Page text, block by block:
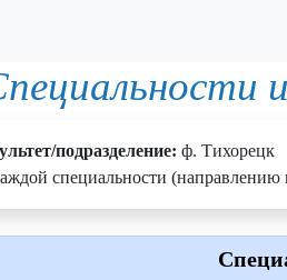
подразделение: ф. Тихорецк
специальности (направлению